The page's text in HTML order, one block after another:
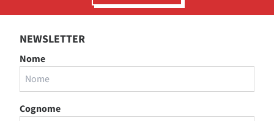
NEWSLETTER
Nome
Cognome